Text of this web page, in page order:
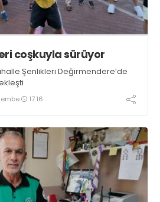
coşkuyla sürüyor
Şenlikleri Değirmendere’de
17:16